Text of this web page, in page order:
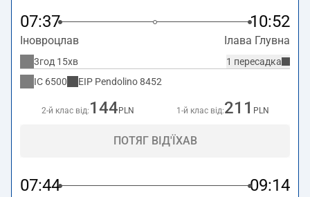
07:37 10:52
Іновроцлав Ілава Глувна
1 пересадка
3год 15хв
IC 6500 EIP Pendolino8452
2-й клас від: 144 PLN 1-й клас від:211 PLN
ПОТЯГ ВІД'ЇХАВ
07:44 09:14